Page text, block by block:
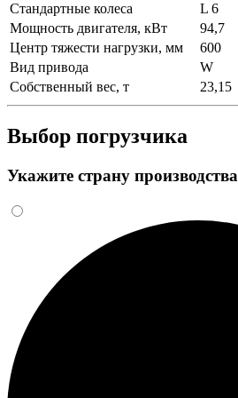
Стандартные колеса
L 6
Мощность двигателя, кВт
94,7
Центр тяжести нагрузки, мм
600
Вид привода
W
Собственный вес, т
23,15
Выбор погрузчика
Укажите страну производства